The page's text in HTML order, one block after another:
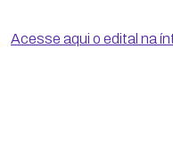
Acesse aqui o edital na